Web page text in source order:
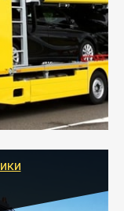
– это
несколько
в другой
доставку
маршрут с